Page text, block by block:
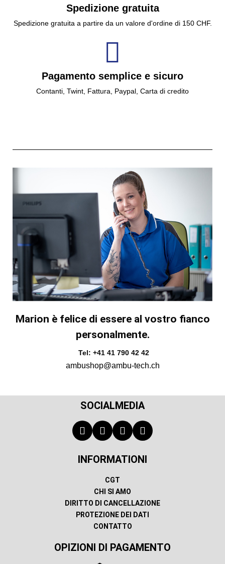
Spedizione gratuita
Spedizione gratuita a partire da un valore d'ordine di 150 CHF.
Pagamento semplice e sicuro
Contanti, Twint, Fattura, Paypal, Carta di credito
Marion è felice di essere al vostro fianco
personalmente.
Tel: +41 41 790 42 42
ambushop@ambu-tech.ch
SOCIALMEDIA
INFORMATIONI
CGT
CHI SI AMO
DIRITTO DI CANCELLAZIONE
PROTEZIONE DEI DATI
CONTATTO
OPIZIONI DI PAGAMENTO